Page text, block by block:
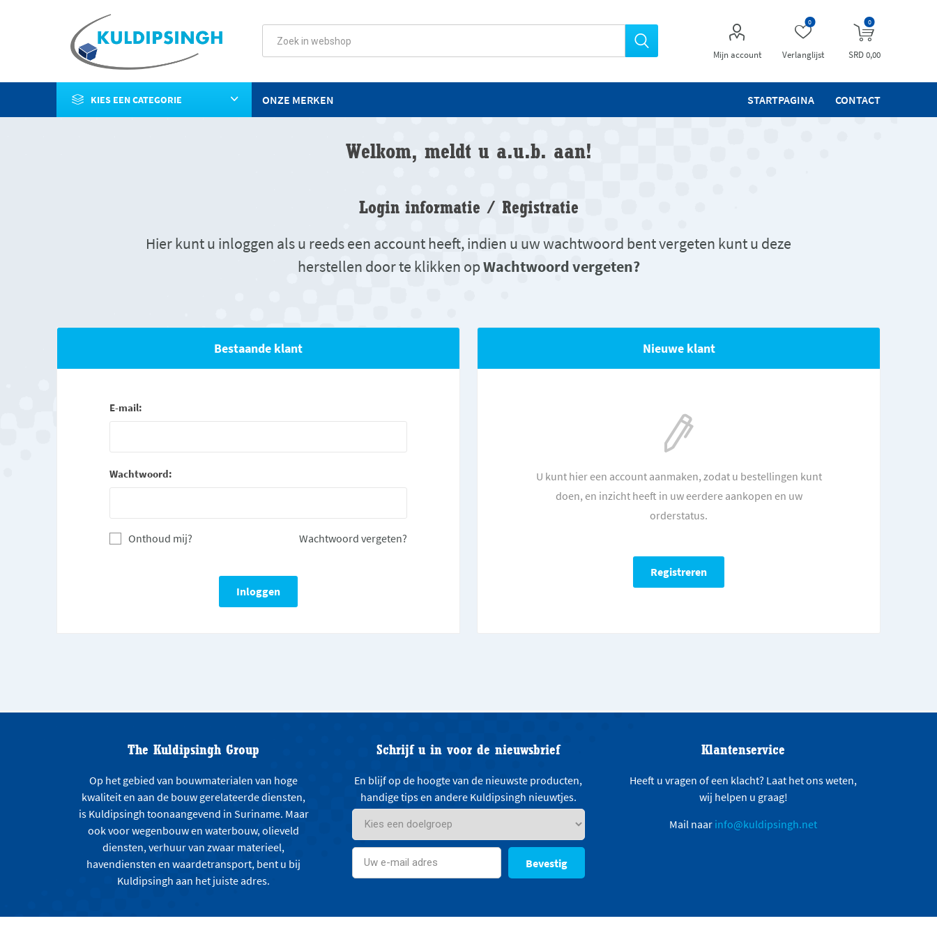
Mijn account Verlanglijst
0 0
SRD 0,00
KIES EEN CATEGORIE STARTPAGINA CONTACT
ONZE MERKEN
Welkom, meldt u a.u.b. aan!
Login informatie / Registratie
Hier kunt u inloggen als u reeds een account heeft, indien u uw wachtwoord bent vergeten kunt u deze
herstellen door te klikken opWachtwoord vergeten?
Nieuwe klant
U kunt hier een account aanmaken, zodat u bestellingen kunt
doen, en inzicht heeft in uw eerdere aankopen en uw
orderstatus.
Bestaande klant
E-mail:
Wachtwoord:
Wachtwoord vergeten?
Onthoud mij?
The Kuldipsingh Group
Op het gebied van bouwmaterialen van hoge
kwaliteit en aan de bouw gerelateerde diensten,
is Kuldipsingh toonaangevend in Suriname. Maar
ook voor wegenbouw en waterbouw, olieveld
diensten, verhuur van zwaar materieel,
havendiensten en waardetransport, bent u bij
Kuldipsingh aan het juiste adres.
Schrijf u in voor de nieuwsbrief
En blijf op de hoogte van de nieuwste producten,
handige tips en andere Kuldipsingh nieuwtjes.
Bevestig
Klantenservice
Heeft u vragen of een klacht? Laat het ons weten,
wij helpen u graag!
Mail naar info@kuldipsingh.net